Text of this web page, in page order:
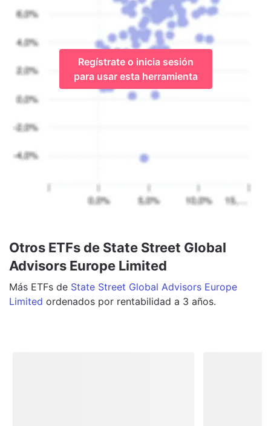
Regístrate o inicia sesión
para usar esta herramienta
Otros ETFs de State Street Global
Advisors Europe Limited
Más ETFs de State Street Global Advisors Europe
Limited ordenados por rentabilidad a 3 años.